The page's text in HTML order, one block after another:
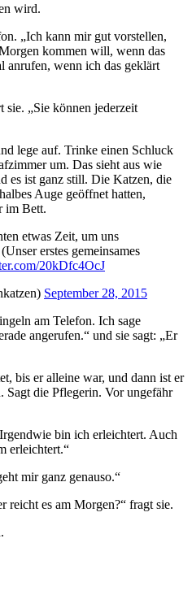
wird.
„Ich kann mir gut vorstellen,
kommen will, wenn das
anrufen, wenn ich das geklärt
sie. „Sie können jederzeit
lege auf. Trinke einen Schluck
um. Das sieht aus wie
es ist ganz still. Die Katzen, die
Auge geöffnet hatten,
im Bett.
etwas Zeit, um uns
erstes gemeinsames
20kDfc4OcJ
September 28, 2015
am Telefon. Ich sage
angerufen.“ und sie sagt: „Er
bis er alleine war, und dann ist er
Sagt die Pflegerin. Vor ungefähr
bin ich erleichtert. Auch
erleichtert.“
mir ganz genauso.“
reicht es am Morgen?“ fragt sie.